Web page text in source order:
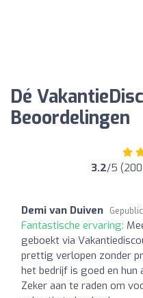
Dé
Beoordelingen
3.2/5
Demi van Duiven
Fantastische ervaring:
geboekt via
prettig verlopen zonder
het bedrijf is goed en hun
Zeker aan te raden om